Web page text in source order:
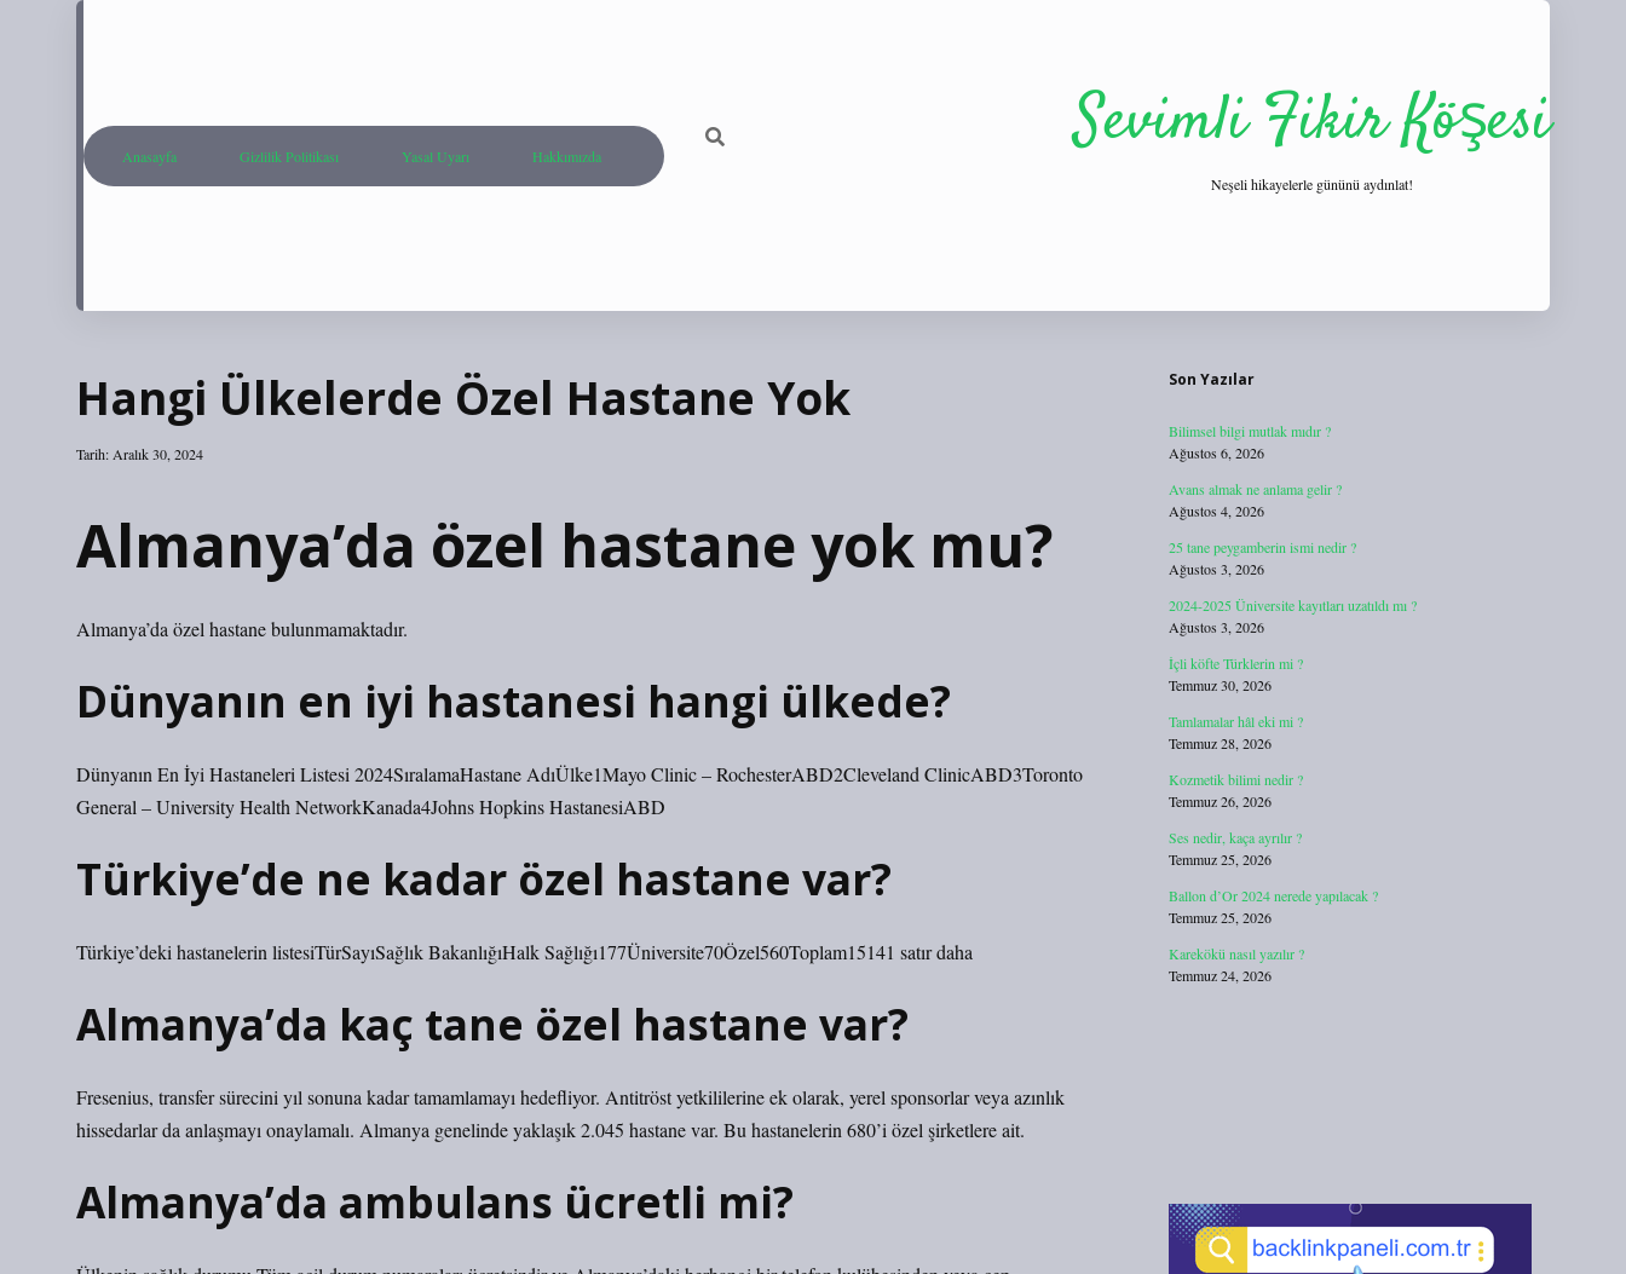
Anasayfa Gizlilik Politikası Yasal Uyarı Hakkımızda Sevimli Fikir Köşesi
Neşeli hikayelerle gününü aydınlat!
Hangi Ülkelerde Özel Hastane Yok
Tarih: Aralık 30, 2024
Almanya’da özel hastane yok mu?
Almanya’da özel hastane bulunmamaktadır.
Dünyanın en iyi hastanesi hangi ülkede?
Dünyanın En İyi Hastaneleri Listesi 2024SıralamaHastane AdıÜlke1Mayo Clinic – RochesterABD2Cleveland ClinicABD3Toronto
General – University Health NetworkKanada4Johns Hopkins HastanesiABD
Türkiye’de ne kadar özel hastane var?
Türkiye’deki hastanelerin listesiTürSayıSağlık BakanlığıHalk Sağlığı177Üniversite70Özel560Toplam15141 satır daha
Almanya’da kaç tane özel hastane var?
Fresenius, transfer sürecini yıl sonuna kadar tamamlamayı hedefliyor. Antitröst yetkililerine ek olarak, yerel sponsorlar veya azınlık
hissedarlar da anlaşmayı onaylamalı. Almanya genelinde yaklaşık 2.045 hastane var. Bu hastanelerin 680’i özel şirketlere ait.
Almanya’da ambulans ücretli mi?
Son Yazılar
Bilimsel bilgi mutlak mıdır ?
Ağustos 6, 2026
Avans almak ne anlama gelir ?
Ağustos 4, 2026
25 tane peygamberin ismi nedir ?
Ağustos 3, 2026
2024-2025 Üniversite kayıtları uzatıldı mı ?
Ağustos 3, 2026
İçli köfte Türklerin mi ?
Temmuz 30, 2026
Tamlamalar hâl eki mi ?
Temmuz 28, 2026
Kozmetik bilimi nedir ?
Temmuz 26, 2026
Ses nedir, kaça ayrılır ?
Temmuz 25, 2026
Ballon d’Or 2024 nerede yapılacak ?
Temmuz 25, 2026
Karekökü nasıl yazılır ?
Temmuz 24, 2026